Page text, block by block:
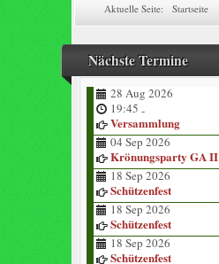
Aktuelle Seite:Startseite
Nächste Termine
28 Aug 2026
19:45 -
Versammlung
04 Sep 2026
Krönungsparty GA II
18 Sep 2026
Schützenfest
18 Sep 2026
Schützenfest
18 Sep 2026
Schützenfest